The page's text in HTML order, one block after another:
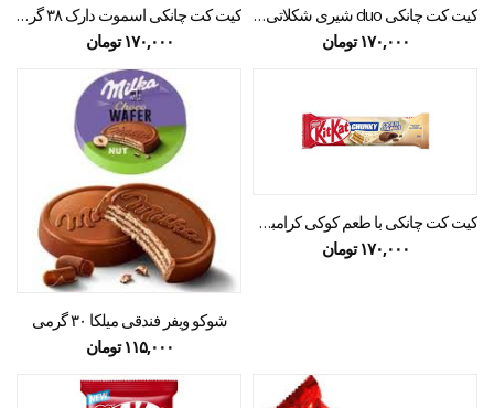
کیت کت چانکی duo شیری شکلاتی 38 گرمی
۱۷۰,۰۰۰ تومان
کیت کت چانکی اسموت دارک ۳۸ گرمی
۱۷۰,۰۰۰ تومان
کیت کت چانکی با طعم کوکی کرامبل۳۸ گرمی
۱۷۰,۰۰۰ تومان
شوکو ویفر فندقی میلکا ۳۰ گرمی
۱۱۵,۰۰۰ تومان